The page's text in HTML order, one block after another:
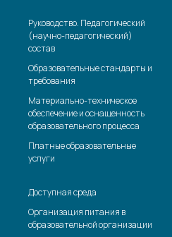
Руководство. Педагогический
(научно-педагогический)
состав
Образовательные стандарты и
требования
Материально-техническое
обеспечение и оснащенность
образовательного процесса
Платные образовательные
услуги
Доступная среда
Организация питания в
образовательной организации